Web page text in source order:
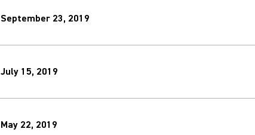
September 23, 2019
July 15, 2019
May 22, 2019